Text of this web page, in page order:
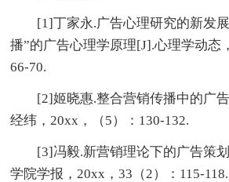
[1]丁家永.广告心理研究的新发
播”的广告心理学原理[J].心理学动态
66-70.
[2]姬晓惠.整合营销传播中的广告
经纬，20xx，（5）：130-132.
[3]冯毅.新营销理论下的广告策划
学院学报，20xx，33（2）：115-118.